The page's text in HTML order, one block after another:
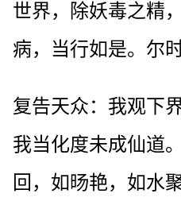
世界，除妖毒之精
病，当行如是。尔
复告天众：我观下
我当化度未成仙道
回，如旸艳，如水